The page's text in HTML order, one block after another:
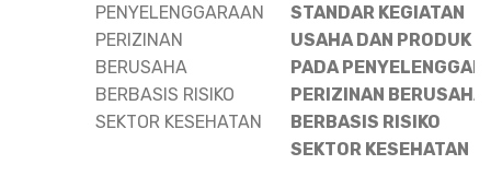
PENYELENGGARAAN
PERIZINAN
BERUSAHA
BERBASIS RISIKO
SEKTOR KESEHATAN
STANDAR KEGIATAN
USAHA DAN PRODUK
PADA
PERIZINAN BERUSAHA
BERBASIS RISIKO
SEKTOR KESEHATAN